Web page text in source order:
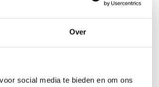
Over
social media te bieden en om ons